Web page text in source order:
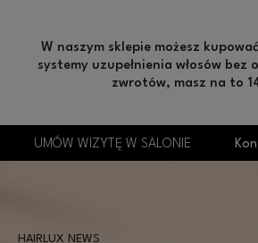
W naszym sklepie możesz
systemy uzupełnienia włosów bez
zwrotów, masz na to
UMÓW WIZYTĘ W SALONIE